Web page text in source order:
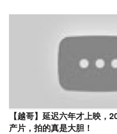
【越哥】延迟六年才上映，
产片，拍的真是大胆！